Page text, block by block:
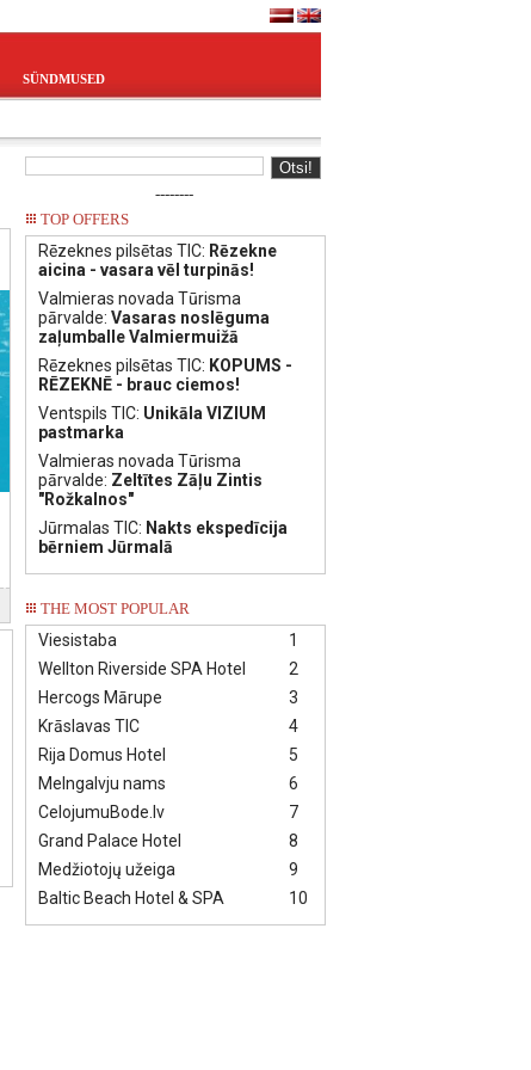
SÜNDMUSED
--------
TOP OFFERS
Rēzeknes pilsētas TIC: Rēzekne
aicina - vasara vēl turpinās!
Valmieras novada Tūrisma
pārvalde: Vasaras noslēguma
zaļumballe Valmiermuižā
Rēzeknes pilsētas TIC: KOPUMS -
RĒZEKNĒ - brauc ciemos!
Ventspils TIC: Unikāla VIZIUM
pastmarka
Valmieras novada Tūrisma
pārvalde: Zeltītes Zāļu Zintis
"Rožkalnos"
Jūrmalas TIC: Nakts ekspedīcija
bērniem Jūrmalā
THE MOST POPULAR
1
Viesistaba
2
Wellton Riverside SPA Hotel
3
Hercogs Mārupe
4
Krāslavas TIC
5
Rija Domus Hotel
6
Melngalvju nams
7
CelojumuBode.lv
8
Grand Palace Hotel
9
Medžiotojų užeiga
10
Baltic Beach Hotel & SPA